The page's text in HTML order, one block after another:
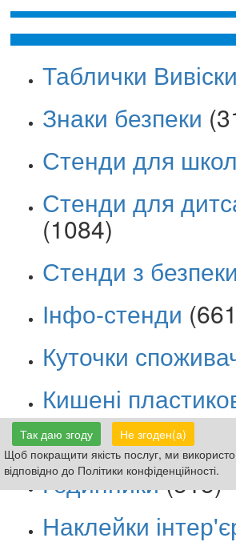
Так даю згоду
Не згоден(а)
Щоб покращити якість послуг, ми
відповідно до Політики конфіденційності.
Таблички Вивіски
Знаки безпеки
Стенди для
Стенди для
(1084)
Стенди з безпеки
Інфо-стенди
Куточки
Кишені
Цінники Буклетиці
Годинники(515)
Наклейки